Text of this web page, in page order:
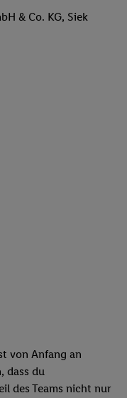
& Co. KG, Siek
von Anfang an
dass du
des Teams nicht nur